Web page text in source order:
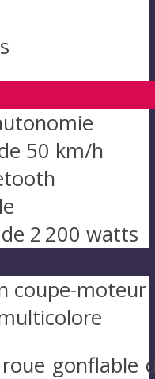
50 km/h
2 200 watts
coupe-moteur
roue